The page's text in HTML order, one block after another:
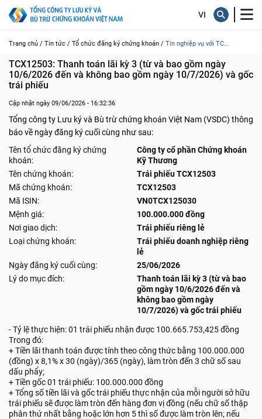
Trang chủ / Tin tức / Tổ chức đăng ký chứng khoán / Tin nghiệp vụ với TC...
TCX12503: Thanh toán lãi kỳ 3 (từ và bao gồm ngày
10/6/2026 đến và không bao gồm ngày 10/7/2026) và gốc
trái phiếu
Cập nhật ngày 09/06/2026 - 16:32:36
Tổng công ty Lưu ký và Bù trừ chứng khoán Việt Nam (VSDC) thông
báo về ngày đăng ký cuối cùng như sau:
Tên tổ chức đăng ký chứng
khoán:
Công ty cổ phần Chứng khoán
Kỹ Thương
Tên chứng khoán:
Trái phiếu TCX12503
Mã chứng khoán:
TCX12503
Mã ISIN:
VN0TCX125030
Mệnh giá:
100.000.000 đồng
Nơi giao dịch:
Trái phiếu riêng lẻ
Loại chứng khoán:
Trái phiếu doanh nghiệp riêng
lẻ
Ngày đăng ký cuối cùng:
25/06/2026
Lý do mục đích:
Thanh toán lãi kỳ 3 (từ và bao
gồm ngày 10/6/2026 đến và
không bao gồm ngày
10/7/2026) và gốc trái phiếu
- Tỷ lệ thực hiện: 01 trái phiếu nhận được 100.665.753,425 đồng
Trong đó:
+ Tiền lãi thanh toán được tính theo công thức bằng 100.000.000
(đồng) x 8,1% x 30 (ngày)/365 (ngày), làm tròn đến 3 chữ số sau
dấu phẩy;
+ Tiền gốc 01 trái phiếu: 100.000.000 đồng
+ Tổng số tiền lãi và gốc trái phiếu thực nhận của mỗi người sở hữu
trái phiếu sẽ được làm tròn đến hàng đơn vị đồng (nếu chữ số thập
phân thứ nhất bằng hoặc lớn hơn 5 thì số được làm tròn lên; nếu